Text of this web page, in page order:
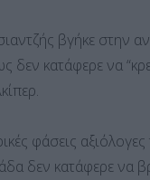
βγήκε στην
δεν κατάφερε να
φάσεις
δεν κατάφερε να